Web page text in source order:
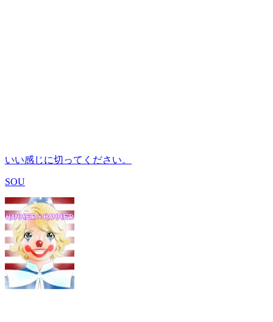
いい感じに切ってください。
SOU